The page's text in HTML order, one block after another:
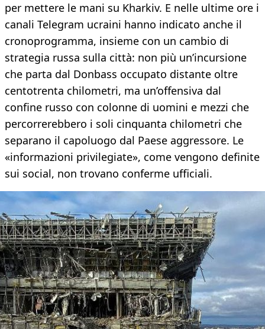
per mettere le mani su Kharkiv. E nelle ultime ore i
canali Telegram ucraini hanno indicato anche il
cronoprogramma, insieme con un cambio di
strategia russa sulla città: non più un’incursione
che parta dal Donbass occupato distante oltre
centotrenta chilometri, ma un’offensiva dal
confine russo con colonne di uomini e mezzi che
percorrerebbero i soli cinquanta chilometri che
separano il capoluogo dal Paese aggressore. Le
«informazioni privilegiate», come vengono definite
sui social, non trovano conferme ufficiali.